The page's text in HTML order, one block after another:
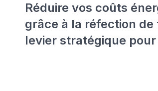
Réduire vos coûts
grâce à la réfection de
levier stratégique